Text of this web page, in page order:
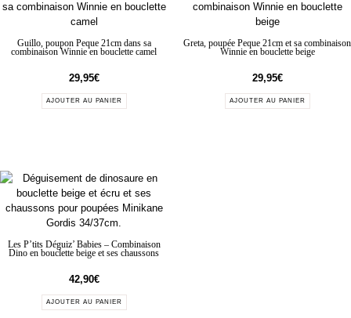
Guillo, poupon Peque 21cm dans sa
combinaison Winnie en bouclette camel
29,95€
AJOUTER AU PANIER
Greta, poupée Peque 21cm et sa combinaison
Winnie en bouclette beige
29,95€
AJOUTER AU PANIER
Les P’tits Déguiz’ Babies – Combinaison
Dino en bouclette beige et ses chaussons
42,90€
AJOUTER AU PANIER